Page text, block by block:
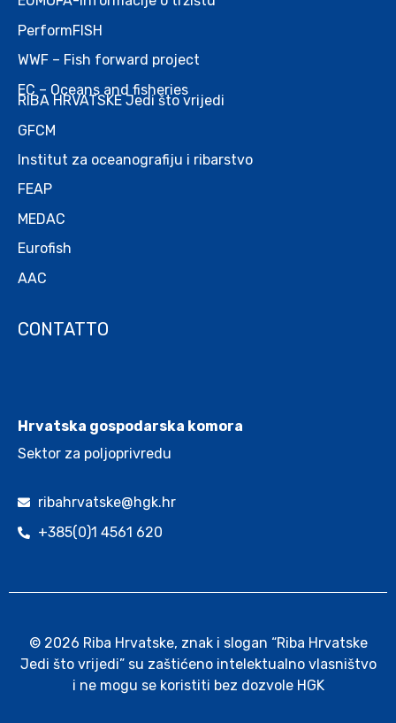
PerformFISH
WWF – Fish forward project
EC – Oceans and fisheries
RIBA HRVATSKE Jedi što vrijedi
GFCM
Institut za oceanografiju i ribarstvo
FEAP
MEDAC
Eurofish
AAC
CONTATTO
Hrvatska gospodarska komora
Sektor za poljoprivredu
ribahrvatske@hgk.hr
+385(0)1 4561 620
© 2026 Riba Hrvatske, znak i slogan “Riba Hrvatske
Jedi što vrijedi” su zaštićeno intelektualno vlasništvo
i ne mogu se koristiti bez dozvole HGK